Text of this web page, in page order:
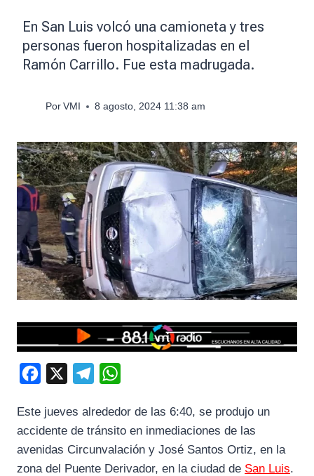
En San Luis volcó una camioneta y tres
personas fueron hospitalizadas en el
Ramón Carrillo. Fue esta madrugada.
Por VMI 8 agosto, 2024 11:38 am
c
e
b
l
e
g
a
t
s
Este jueves alrededor de las 6:40, se produjo un
accidente de tránsito en inmediaciones de las
avenidas Circunvalación y José Santos Ortiz, en la
zona del Puente Derivador, en la ciudad de San Luis.